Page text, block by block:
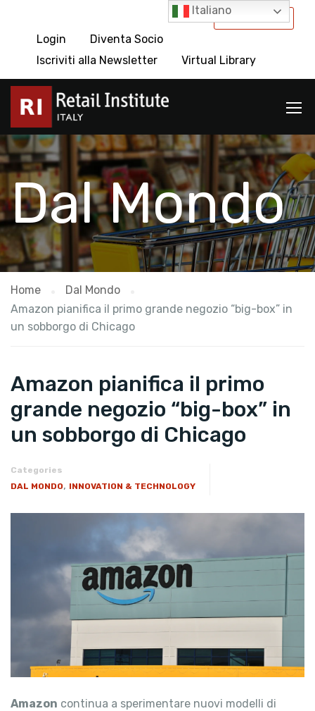
International
Login
Diventa Socio
Iscriviti alla Newsletter
Virtual Library
Dal Mondo
Home
Dal Mondo
Amazon pianifica il primo grande negozio “big-box” in
un sobborgo di Chicago
Amazon pianifica il primo
grande negozio “big-box” in
un sobborgo di Chicago
Categories
DAL MONDO, INNOVATION & TECHNOLOGY
Amazon continua a sperimentare nuovi modelli di
Italiano